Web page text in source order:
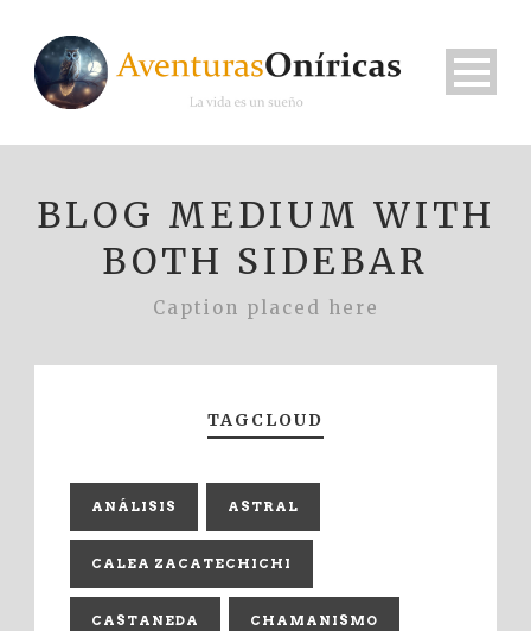
BLOG MEDIUM WITH
BOTH SIDEBAR
Caption placed here
TAGCLOUD
ANÁLISIS ASTRAL
CALEA ZACATECHICHI
CASTANEDA CHAMANISMO